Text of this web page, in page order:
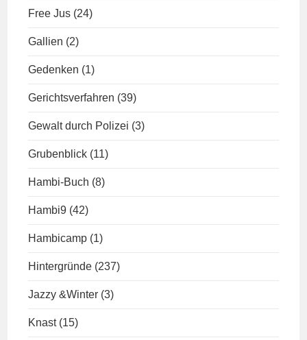
Free Jus (24)
Gallien (2)
Gedenken (1)
Gerichtsverfahren (39)
Gewalt durch Polizei (3)
Grubenblick (11)
Hambi-Buch (8)
Hambi9 (42)
Hambicamp (1)
Hintergründe (237)
Jazzy &Winter (3)
Knast (15)